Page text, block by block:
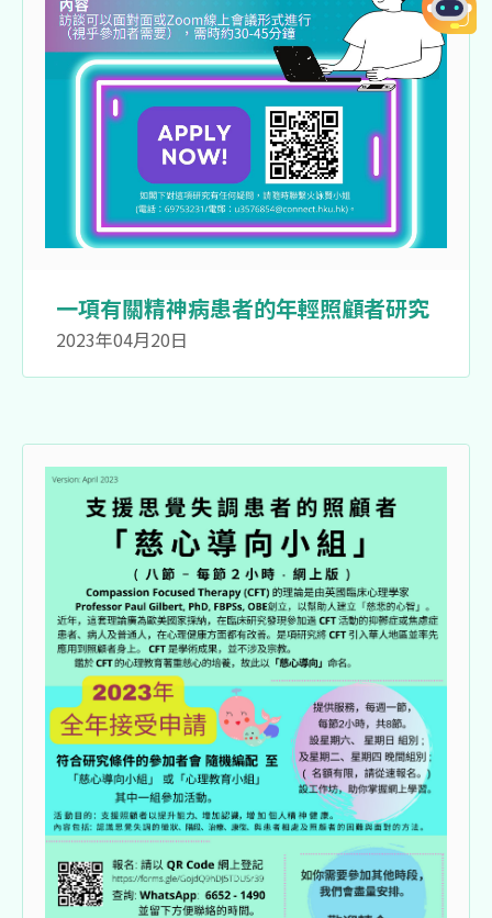
一項有關精神病患者的年輕照顧者研究
2023年04月20日